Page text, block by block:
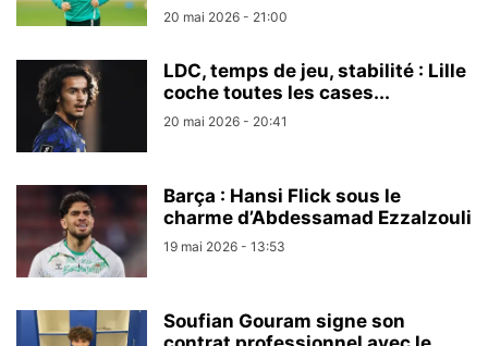
20 mai 2026 - 21:00
LDC, temps de jeu, stabilité : Lille
coche toutes les cases...
20 mai 2026 - 20:41
Barça : Hansi Flick sous le
charme d’Abdessamad Ezzalzouli
19 mai 2026 - 13:53
Soufian Gouram signe son